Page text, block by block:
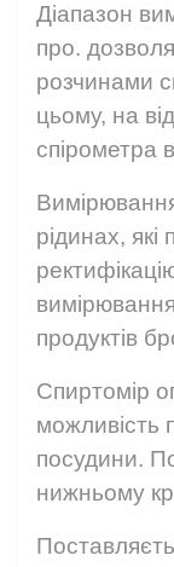
Діапазон
про.
розчинами
цьому, на
спірометра
рідинах,
продуктів
Спиртомір
можливість
посудини.
нижньому